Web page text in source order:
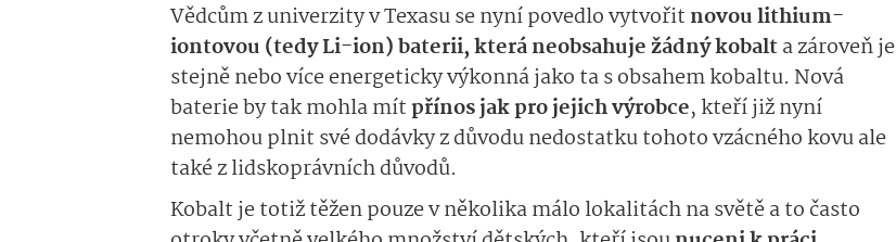
Vědcům z univerzity v Texasu se nyní povedlo vytvořit novou lithium-
iontovou (tedy Li-ion) baterii, která neobsahuje žádný kobalta zároveň je
stejně nebo více energeticky výkonná jako ta s obsahem kobaltu. Nová
baterie by tak mohla mítpřínos jak pro jejich výrobce, kteří již nyní
nemohou plnit své dodávky z důvodu nedostatku tohoto vzácného kovu ale
také z lidskoprávních důvodů.
Kobalt je totiž těžen pouze v několika málo lokalitách na světě a to často